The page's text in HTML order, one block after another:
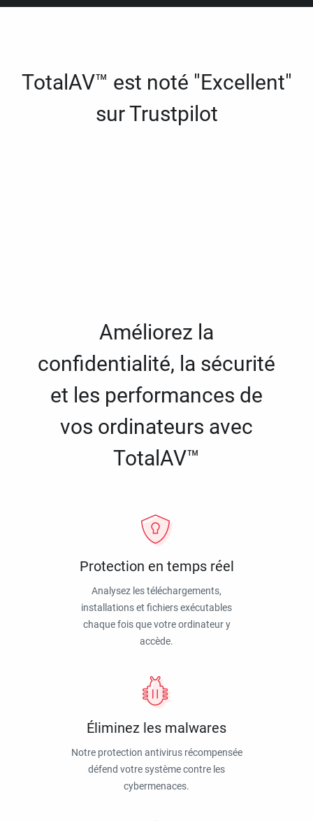
TotalAV™ est noté "Excellent"
sur Trustpilot
Améliorez la
confidentialité, la sécurité
et les performances de
vos ordinateurs avec
TotalAV™
Protection en temps réel
Analysez les téléchargements,
installations et fichiers exécutables
chaque fois que votre ordinateur y
accède.
Éliminez les malwares
Notre protection antivirus récompensée
défend votre système contre les
cybermenaces.